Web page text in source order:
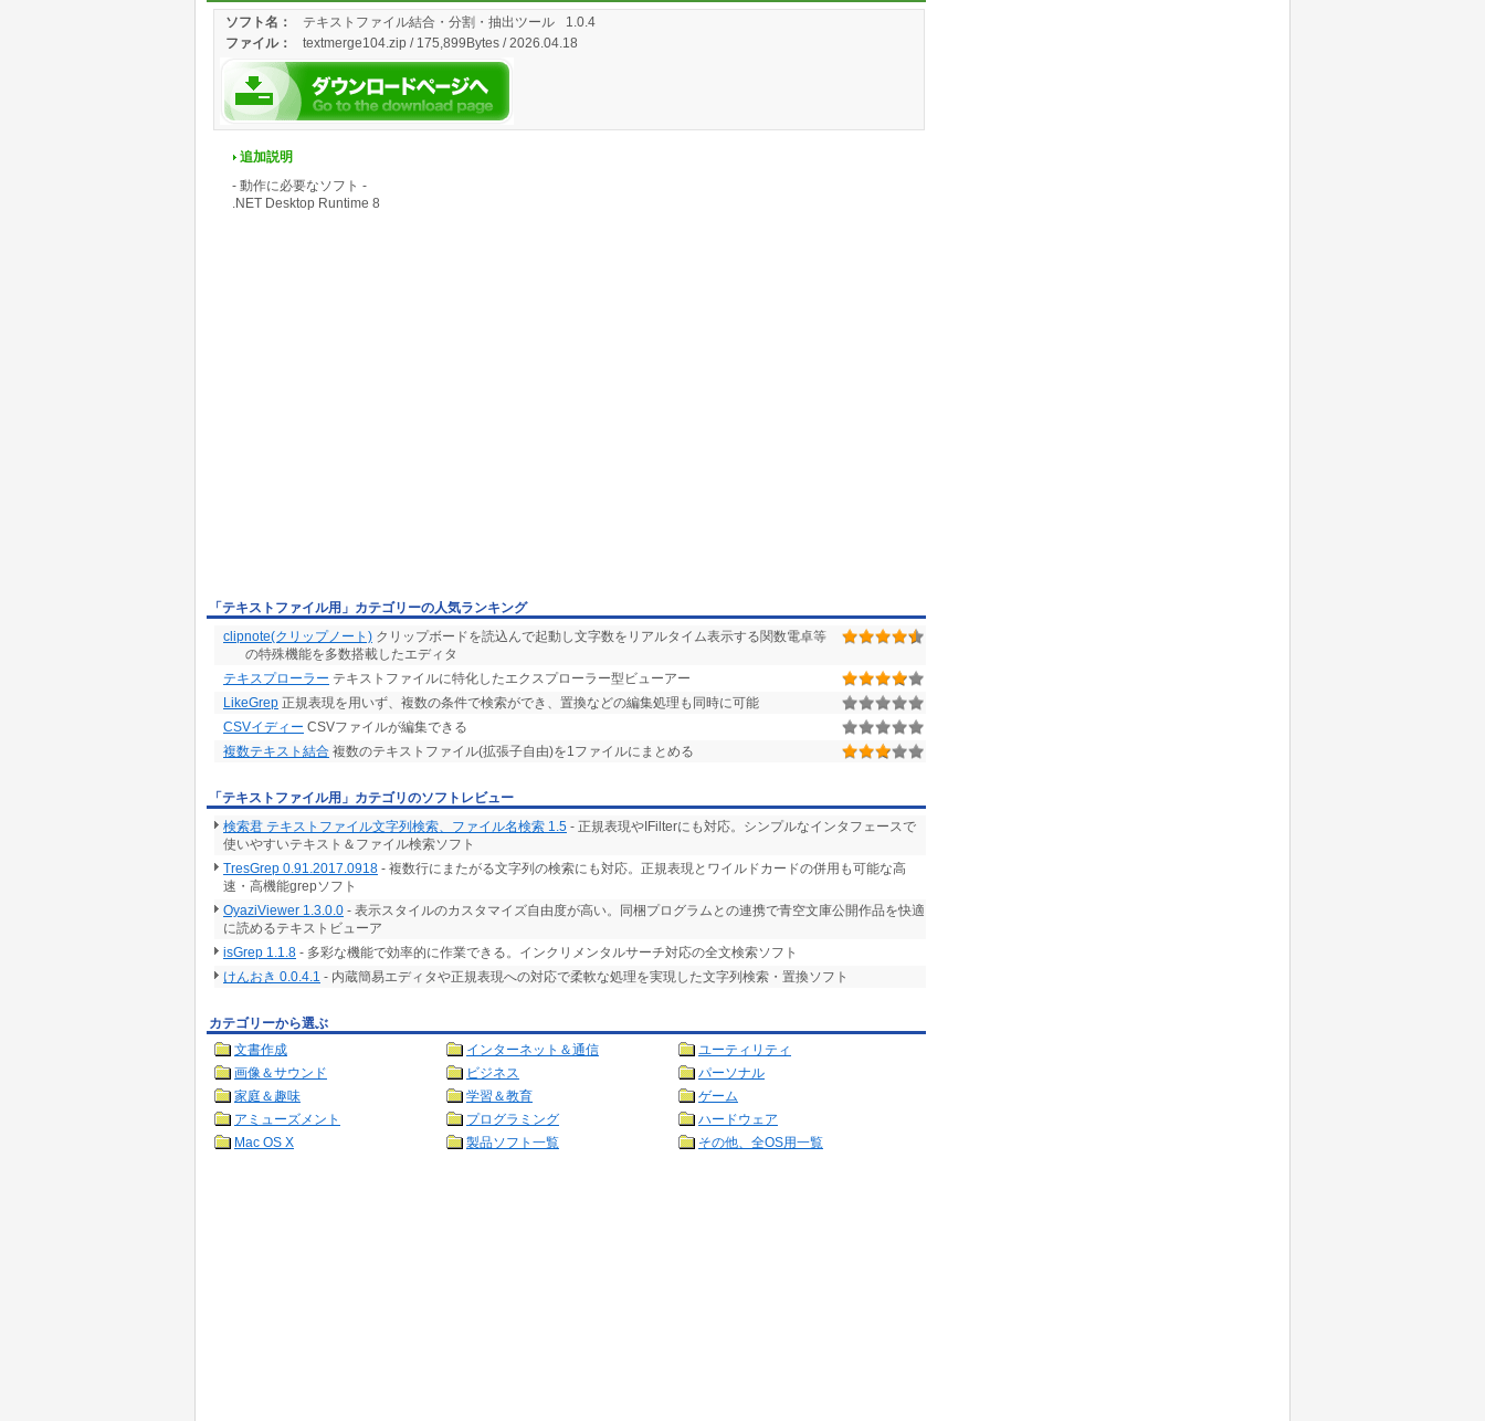
ソフト名：
テキストファイル結合・分割・抽出ツール 1.0.4
ファイル： textmerge104.zip / 175,899Bytes / 2026.04.18
追加説明
- 動作に必要なソフト -
.NET Desktop Runtime 8
「テキストファイル用」カテゴリーの人気ランキング
clipnote(クリップノート) クリップボードを読込んで起動し文字数をリアルタイム表示する関数電卓等
の特殊機能を多数搭載したエディタ
テキスプローラー テキストファイルに特化したエクスプローラー型ビューアー
LikeGrep 正規表現を用いず、複数の条件で検索ができ、置換などの編集処理も同時に可能
CSVイディー CSVファイルが編集できる
複数テキスト結合 複数のテキストファイル(拡張子自由)を1ファイルにまとめる
「テキストファイル用」カテゴリのソフトレビュー
検索君 テキストファイル文字列検索、ファイル名検索 1.5 - 正規表現やIFilterにも対応。シンプルなインタフェースで
使いやすいテキスト＆ファイル検索ソフト
TresGrep 0.91.2017.0918 - 複数行にまたがる文字列の検索にも対応。正規表現とワイルドカードの併用も可能な高
速・高機能grepソフト
OyaziViewer 1.3.0.0 - 表示スタイルのカスタマイズ自由度が高い。同梱プログラムとの連携で青空文庫公開作品を快適
に読めるテキストビューア
isGrep 1.1.8 - 多彩な機能で効率的に作業できる。インクリメンタルサーチ対応の全文検索ソフト
けんおき 0.0.4.1 - 内蔵簡易エディタや正規表現への対応で柔軟な処理を実現した文字列検索・置換ソフト
カテゴリーから選ぶ
文書作成
インターネット＆通信
ユーティリティ
画像＆サウンド
ビジネス
パーソナル
家庭＆趣味
学習＆教育
ゲーム
アミューズメント
プログラミング
ハードウェア
Mac OS X
製品ソフト一覧 その他、全OS用一覧